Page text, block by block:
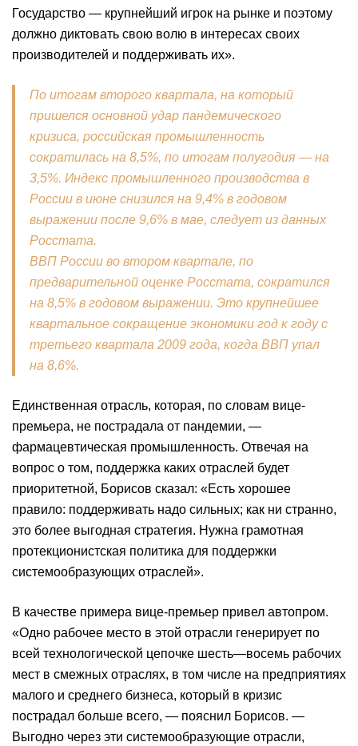
Государство — крупнейший игрок на рынке и поэтому
должно диктовать свою волю в интересах своих
производителей и поддерживать их».
По итогам второго квартала, на который
пришелся основной удар пандемического
кризиса, российская промышленность
сократилась на 8,5%, по итогам полугодия — на
3,5%. Индекс промышленного производства в
России в июне снизился на 9,4% в годовом
выражении после 9,6% в мае, следует из данных
Росстата.
ВВП России во втором квартале, по
предварительной оценке Росстата, сократился
на 8,5% в годовом выражении. Это крупнейшее
квартальное сокращение экономики год к году с
третьего квартала 2009 года, когда ВВП упал
на 8,6%.
Единственная отрасль, которая, по словам вице-
премьера, не пострадала от пандемии, —
фармацевтическая промышленность. Отвечая на
вопрос о том, поддержка каких отраслей будет
приоритетной, Борисов сказал: «Есть хорошее
правило: поддерживать надо сильных; как ни странно,
это более выгодная стратегия. Нужна грамотная
протекционистская политика для поддержки
системообразующих отраслей».
В качестве примера вице-премьер привел автопром.
«Одно рабочее место в этой отрасли генерирует по
всей технологической цепочке шесть—восемь рабочих
мест в смежных отраслях, в том числе на предприятиях
малого и среднего бизнеса, который в кризис
пострадал больше всего, — пояснил Борисов. —
Выгодно через эти системообразующие отрасли,